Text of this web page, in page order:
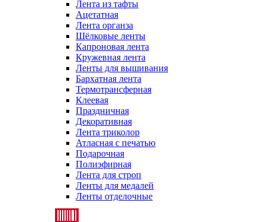
Лента из тафты
Ацетатная
Лента органза
Шёлковые ленты
Капроновая лента
Кружевная лента
Ленты для вышивания
Бархатная лента
Термотрансферная
Клеевая
Праздничная
Декоративная
Лента триколор
Атласная с печатью
Подарочная
Полиэфирная
Лента для строп
Ленты для медалей
Ленты отделочные